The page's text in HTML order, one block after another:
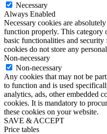
Necessary
Always Enabled
Necessary cookies are
function properly. This category
basic functionalities and security
cookies do not store any
Non-necessary
Non-necessary
Any cookies that may not be
to function and is used
analytics, ads, other embedded
cookies. It is mandatory to
these cookies on your website.
SAVE & ACCEPT
Price tables